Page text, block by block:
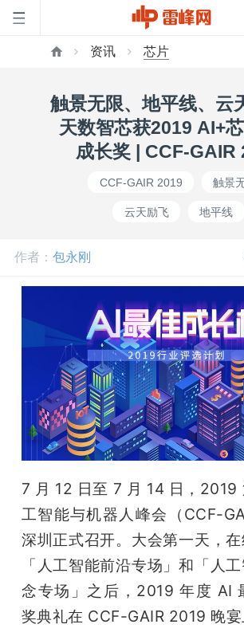
页
网
开
课
活
中
心
资讯 芯片
触景无限、地平线、云
天数智芯获2019 AI+
成长奖 | CCF-GAIR
CCF-GAIR 2019 触景
云天励飞 地平线
作者： 包永刚
7 月 12 日至 7 月 14 日，2019
工智能与机器人峰会（CCF-
深圳正式召开。大会第一天，
「人工智能前沿专场」和「人
念专场」之后，2019 年度 AI
奖典礼在 CCF-GAIR 2019 晚宴